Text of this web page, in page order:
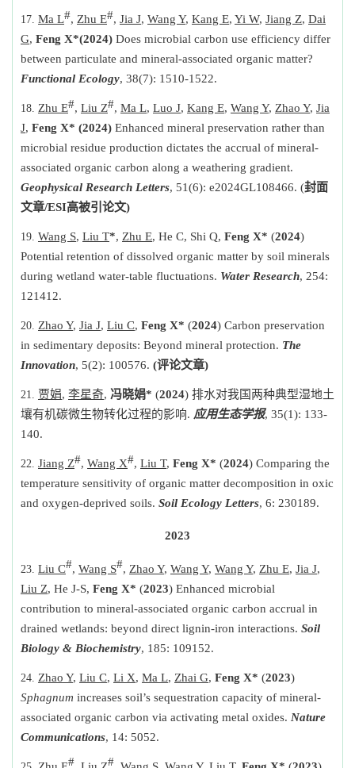
Ma L#, Zhu E#, Jia J, Wang Y, Kang E, Yi W, Jiang Z, Dai
G, Feng X*(2024) Does microbial carbon use efficiency differ
between particulate and mineral-associated organic matter?
Functional Ecology, 38(7): 1510-1522.
Zhu E#, Liu Z#, Ma L, Luo J, Kang E, Wang Y, Zhao Y, Jia
J, Feng X* (2024) Enhanced mineral preservation rather than
microbial residue production dictates the accrual of mineral-
associated organic carbon along a weathering gradient.
Geophysical Research Letters, 51(6): e2024GL108466. (封面
文章/ESI高被引论文)
Wang S, Liu T*, Zhu E, He C, Shi Q, Feng X* (2024)
Potential retention of dissolved organic matter by soil minerals
during wetland water-table fluctuations. Water Research, 254:
121412.
Zhao Y, Jia J, Liu C, Feng X* (2024) Carbon preservation
in sedimentary deposits: Beyond mineral protection. The
Innovation, 5(2): 100576. (评论文章)
贾娟, 李星奇, 冯晓娟* (2024) 排水对我国两种典型湿地土
壤有机碳微生物转化过程的影响. 应用生态学报, 35(1): 133-
140.
Jiang Z#, Wang X#, Liu T, Feng X* (2024) Comparing the
temperature sensitivity of organic matter decomposition in oxic
and oxygen-deprived soils. Soil Ecology Letters, 6: 230189.
2023
Liu C#, Wang S#, Zhao Y, Wang Y, Wang Y, Zhu E, Jia J,
Liu Z, He J-S, Feng X* (2023) Enhanced microbial
contribution to mineral-associated organic carbon accrual in
drained wetlands: beyond direct lignin-iron interactions. Soil
Biology & Biochemistry, 185: 109152.
Zhao Y, Liu C, Li X, Ma L, Zhai G, Feng X* (2023)
Sphagnum increases soil’s sequestration capacity of mineral-
associated organic carbon via activating metal oxides. Nature
Communications, 14: 5052.
# #